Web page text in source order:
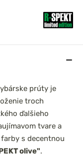
prúty je
troch
ďalšieho
tvare a
s decentnou
olive".